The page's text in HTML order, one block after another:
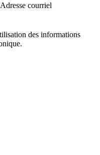
Adresse courriel
des informations